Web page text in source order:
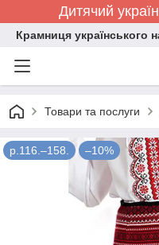
Дитячий
Крамниця українського
Товари та послуги
р.116.–158. –10%